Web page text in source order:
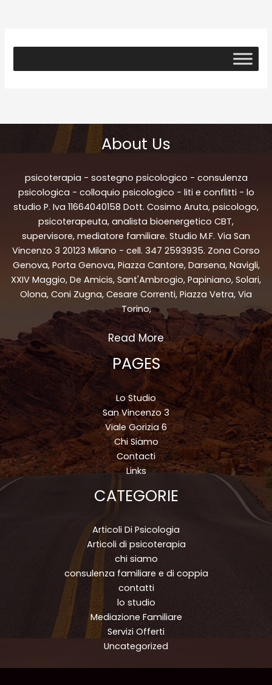
About Us
psicoterapia - sostegno psicologico - consulenza
psicologica - colloquio psicologico - liti e conflitti - lo
studio P. Iva 11664040158 Dott. Cosimo Aruta, psicologo,
psicoterapeuta, analista bioenergetico CBT,
supervisore, mediatore familiare. Studio M.F. Via San
Vincenzo 3 20123 Milano - cell. 347 2593935. Zona Corso
Genova, Porta Genova, Piazza Cantore, Darsena, Navigli,
XXIV Maggio, De Amicis, Sant'Ambrogio, Papiniano, Solari,
Olona, Coni Zugna, Cesare Correnti, Piazza Vetra, Via
Torino,
Read More
PAGES
Lo Studio
San Vincenzo 3
Viale Gorizia 6
Chi Siamo
Contacti
Links
CATEGORIE
Articoli Di Psicologia
Articoli di psicoterapia
chi siamo
consulenza familiare e di coppia
contatti
lo studio
Mediazione Familiare
Servizi Offerti
Uncategorized